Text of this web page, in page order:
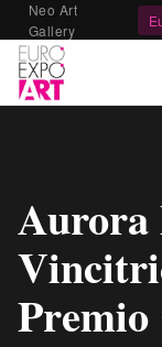
Neo Art
Gallery
Premio